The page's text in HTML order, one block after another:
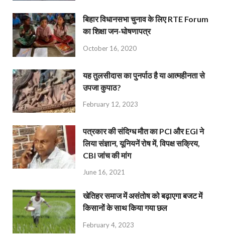
बिहार विधानसभा चुनाव के लिए RTE Forum
का शिक्षा जन-घोषणापत्र
October 16, 2020
यह तुलसीदास का पुनर्पाठ है या आत्महीनता से
उपजा कुपाठ?
February 12, 2023
पत्रकार की संदिग्ध मौत का PCI और EGI ने
लिया संज्ञान, यूनियनें रोष में, विपक्ष सक्रिय,
CBI जांच की मांग
June 16, 2021
खेतिहर समाज में असंतोष को बढ़ाएगा बजट में
किसानों के साथ किया गया छल
February 4, 2023